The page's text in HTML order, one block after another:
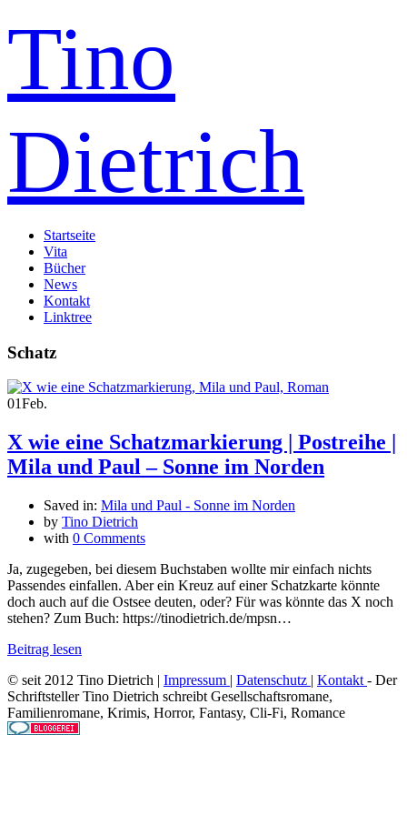
Tino
Dietrich
Startseite
Vita
Bücher
News
Kontakt
Linktree
Schatz
01Feb.
X wie eine Schatzmarkierung | Postreihe |
Mila und Paul – Sonne im Norden
Saved in: Mila und Paul - Sonne im Norden
by Tino Dietrich
with 0 Comments
Ja, zugegeben, bei diesem Buchstaben wollte mir einfach nichts
Passendes einfallen. Aber ein Kreuz auf einer Schatzkarte könnte
doch auch auf die Ostsee deuten, oder? Für was könnte das X noch
stehen? Zum Buch: https://tinodietrich.de/mpsn…
Beitrag lesen
© seit 2012 Tino Dietrich | Impressum | Datenschutz | Kontakt - Der
Schriftsteller Tino Dietrich schreibt Gesellschaftsromane,
Familienromane, Krimis, Horror, Fantasy, Cli-Fi, Romance